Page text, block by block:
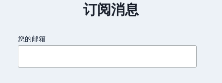
订阅消息
您的邮箱